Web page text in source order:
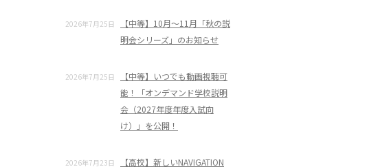
2026年7月25日
【中等】10月～11月「秋の説
明会シリーズ」のお知らせ
2026年7月25日
【中等】いつでも動画視聴可
能！「オンデマンド学校説明
会（2027年度年度入試向
け）」を公開！
2026年7月23日
【高校】新しいNAVIGATION